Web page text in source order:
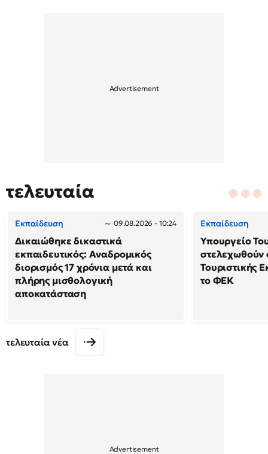
τελευταία
Εκπαίδευση 09.08.2026 - 10:24
Δικαιώθηκε δικαστικά
εκπαιδευτικός: Αναδρομικός
διορισμός 17 χρόνια μετά και
πλήρης μισθολογική
αποκατάσταση
Εκπαίδευση
Υπουργείο
στελεχωθούν
Τουριστικής
το ΦΕΚ
τελευταία νέα